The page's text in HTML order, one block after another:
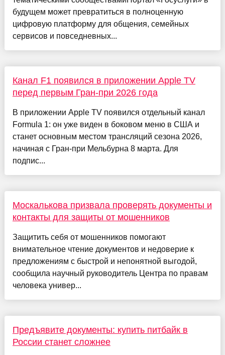
будущем может превратиться в полноценную
цифровую платформу для общения, семейных
сервисов и повседневных...
Канал F1 появился в приложении Apple TV
перед первым Гран‑при 2026 года
В приложении Apple TV появился отдельный канал
Formula 1: он уже виден в боковом меню в США и
станет основным местом трансляций сезона 2026,
начиная с Гран‑при Мельбурна 8 марта. Для
подпис...
Москалькова призвала проверять документы и
контакты для защиты от мошенников
Защитить себя от мошенников помогают
внимательное чтение документов и недоверие к
предложениям с быстрой и непонятной выгодой,
сообщила научный руководитель Центра по правам
человека универ...
Предъявите документы: купить питбайк в
России станет сложнее